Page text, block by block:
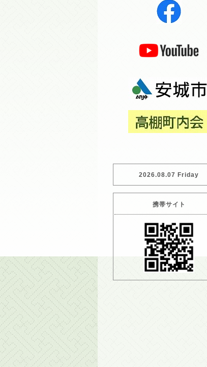
2026.08.07 Friday
携帯サイト